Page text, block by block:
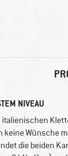
NIVEAU
italienischen
Wünsche
die beiden